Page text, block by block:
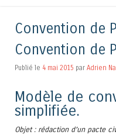
Convention de
Convention de
Publié le 4 mai 2015 par Adrien
Modèle de
simplifiée.
Objet : rédaction d’un pacte